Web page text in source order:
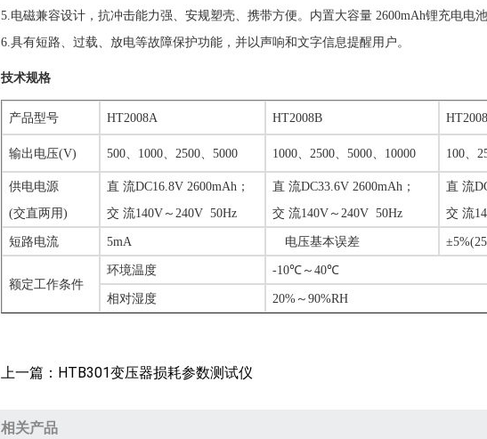
5.电磁兼容设计，抗冲击能力强、安规塑壳、携带方便。内置大容量 2600mAh锂充电电
6.具有短路、过载、放电等故障保护功能，并以声响和文字信息提醒用户。
技术规格
产品型号 HT2008A HT2008B HT2008
输出电压(V) 500、1000、2500、5000 1000、2500、5000、 10000 100、
供电电源
(交直两用)
直 流DC16.8V 2600mAh；
交 流140V ～ 240V 50Hz
直 流DC33.6V 2600mAh；
交 流140V ～ 240V 50Hz
直 流
交 流
短路电流 5mA 电压基本误差
额定工作条件
环境温度 -10℃ ～ 40℃
相对湿度 20% ～ 90%RH
上一篇：HTB301变压器损耗参数测试仪
相关产品